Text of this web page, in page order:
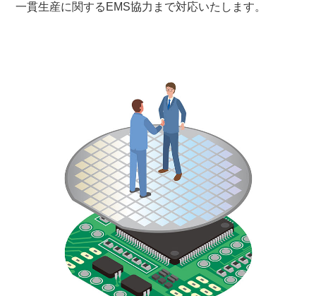
一貫生産に関するEMS協力まで対応いたします。